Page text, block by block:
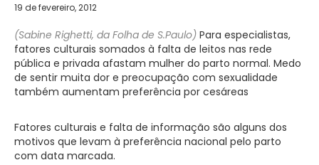
19 de fevereiro, 2012
(Sabine Righetti, da Folha de S.Paulo) Para especialistas,
fatores culturais somados à falta de leitos nas rede
pública e privada afastam mulher do parto normal. Medo
de sentir muita dor e preocupação com sexualidade
também aumentam preferência por cesáreas
Fatores culturais e falta de informação são alguns dos
motivos que levam à preferência nacional pelo parto
com data marcada.